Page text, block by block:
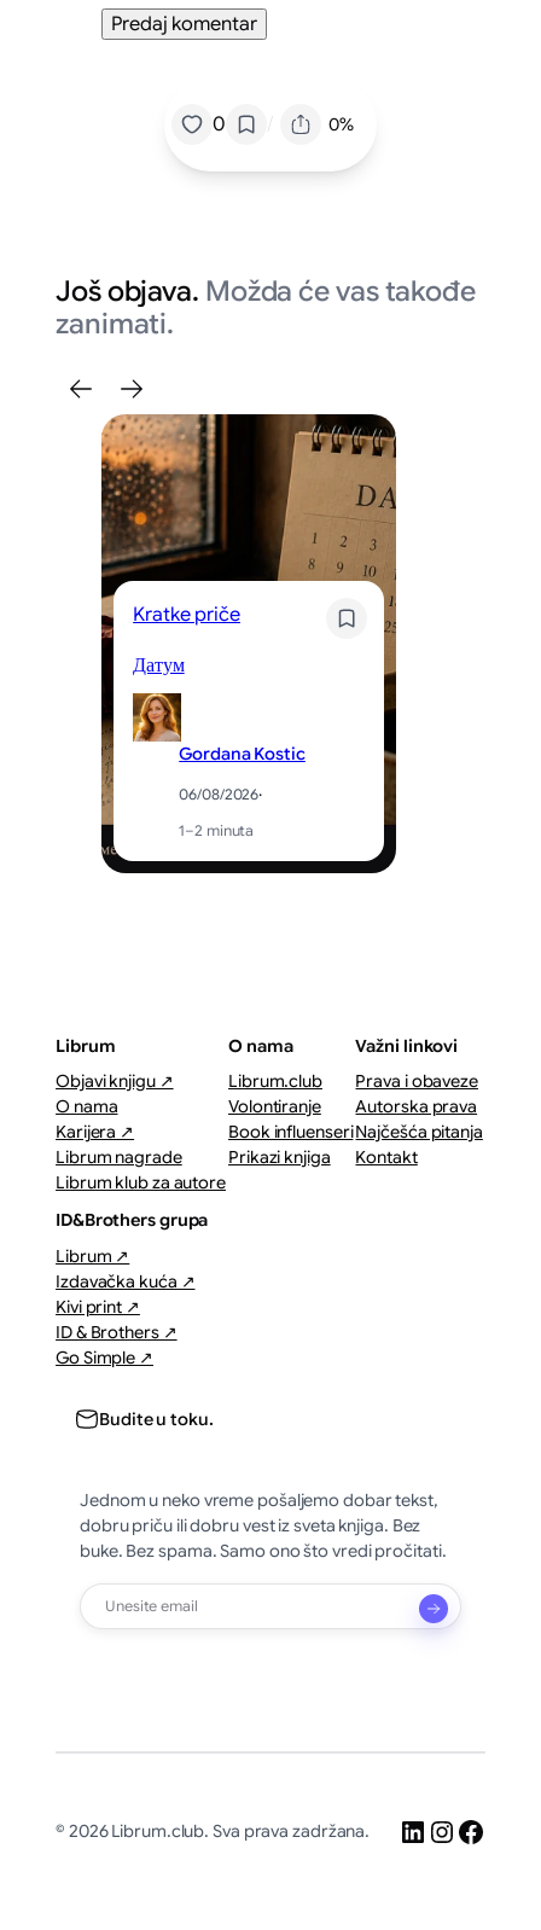
0 / 0%
Još objava. Možda će vas takođe
zanimati.
Kratke priče
Датум
Gordana Kostic
06/08/2026·
1–2 minuta
Librum
Objavi knjigu ↗
O nama
Karijera ↗
Librum nagrade
Librum klub za autore
O nama
Librum.club
Volontiranje
Book influenseri
Prikazi knjiga
Važni linkovi
Prava i obaveze
Autorska prava
Najčešća pitanja
Kontakt
ID&Brothers grupa
Librum ↗
Izdavačka kuća ↗
Kivi print ↗
ID & Brothers ↗
Go Simple ↗
Budite u toku.
Jednom u neko vreme pošaljemo dobar tekst,
dobru priču ili dobru vest iz sveta knjiga. Bez
buke. Bez spama. Samo ono što vredi pročitati.
© 2026 Librum.club. Sva prava zadržana. LinkedIn